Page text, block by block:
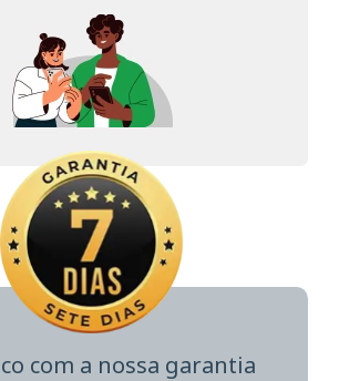
com a nossa garantia